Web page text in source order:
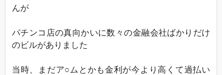
んが
パチンコ店の真向かいに数々の金融会社ばかりだけ
のビルがありました
当時、まだア○ムとかも金利が今より高くて過払い